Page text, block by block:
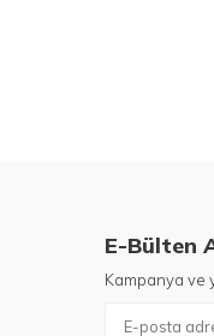
E-Bülten
Kampanya ve